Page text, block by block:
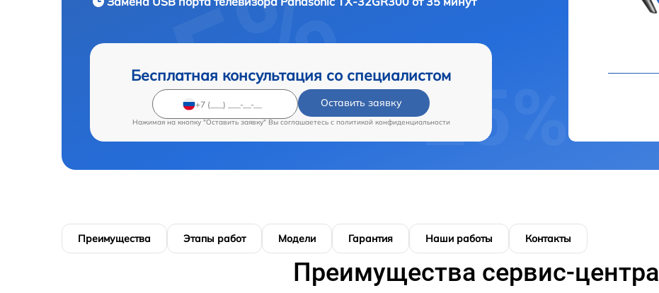
Бесплатная консультация со специалистом
Оставить заявку
Нажимая на кнопку "Оставить заявку" Вы соглашаетесь c политикой конфиденциальности
Преимущества Этапы работ Модели Гарантия Наши работы Контакты
Преимущества сервис-центра